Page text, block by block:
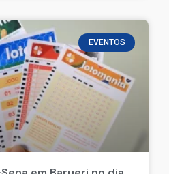
EVENTOS